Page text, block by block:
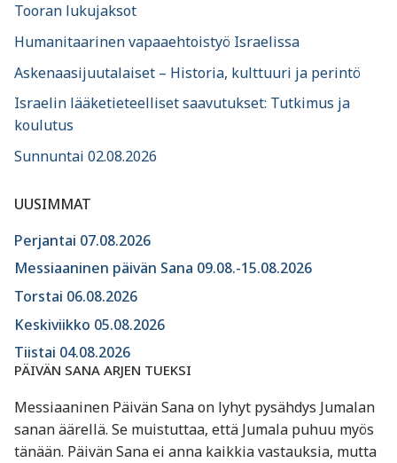
Tooran lukujaksot
Humanitaarinen vapaaehtoistyö Israelissa
Askenaasijuutalaiset – Historia, kulttuuri ja perintö
Israelin lääketieteelliset saavutukset: Tutkimus ja
koulutus
Sunnuntai 02.08.2026
UUSIMMAT
Perjantai 07.08.2026
Messiaaninen päivän Sana 09.08.-15.08.2026
Torstai 06.08.2026
Keskiviikko 05.08.2026
Tiistai 04.08.2026
PÄIVÄN SANA ARJEN TUEKSI
Messiaaninen Päivän Sana on lyhyt pysähdys Jumalan
sanan äärellä. Se muistuttaa, että Jumala puhuu myös
tänään. Päivän Sana ei anna kaikkia vastauksia, mutta